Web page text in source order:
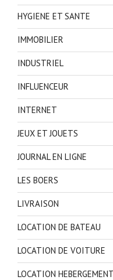
HYGIENE ET SANTE
IMMOBILIER
INDUSTRIEL
INFLUENCEUR
INTERNET
JEUX ET JOUETS
JOURNAL EN LIGNE
LES BOERS
LIVRAISON
LOCATION DE BATEAU
LOCATION DE VOITURE
LOCATION HEBERGEMENT